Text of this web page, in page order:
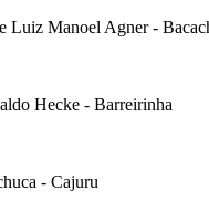
Luiz Manoel Agner -
Hecke - Barreirinha
- Cajuru